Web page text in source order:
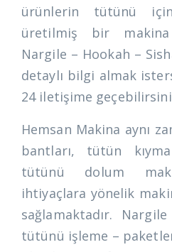
ürünlerin tütünü
üretilmiş bir
Nargile – Hookah –
detaylı bilgi almak
24 iletişime
Hemsan Makina aynı
bantları, tütün
tütünü dolum
ihtiyaçlara yönelik
sağlamaktadır.
tütünü işleme –